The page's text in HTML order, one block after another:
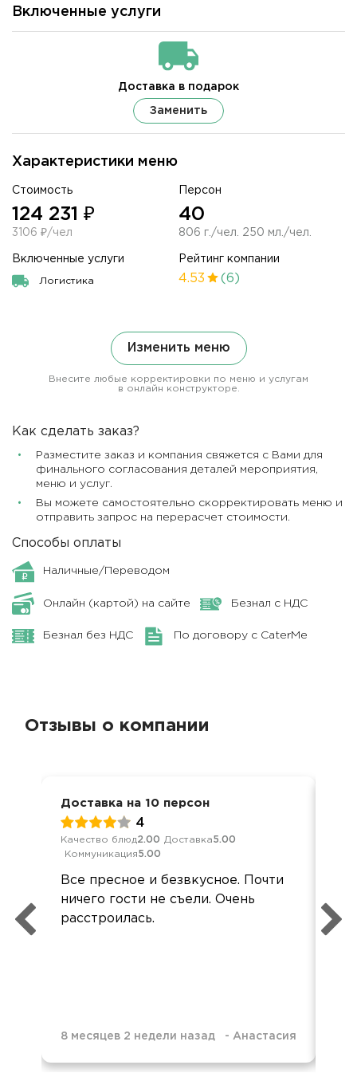
Характеристики меню
Стоимость
124 231 ₽
3106 ₽/чел
Персон
40
806 г./чел. 250 мл./чел.
Включенные услуги
Логистика
Рейтинг компании
4.53 (6)
Изменить меню
Внесите любые корректировки по меню и услугам
в онлайн конструкторе.
Включенные услуги
Доставка в подарок
Заменить
Как сделать заказ?
Разместите заказ и компания свяжется с Вами для
финального согласования деталей мероприятия,
меню и услуг.
Вы можете самостоятельно скорректировать меню и
отправить запрос на перерасчет стоимости.
Способы оплаты
Наличные/Переводом
Онлайн (картой) на сайте Безнал с НДС
Безнал без НДС По договору с CaterMe
Отзывы о компании
Доставка на 10 персон
4
Качество блюд2.00 Доставка5.00
Коммуникация5.00
Все пресное и безвкусное. Почти
ничего гости не съели. Очень
расстроилась.
8 месяцев 2 недели назад - Анастасия